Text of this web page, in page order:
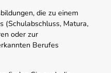
die zu einem
(Schulabschluss, Matura,
oder zur
Berufes